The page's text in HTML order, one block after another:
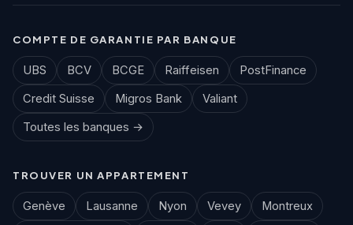
COMPTE DE GARANTIE PAR BANQUE
UBS BCV BCGE Raiffeisen
PostFinance
Credit Suisse
Migros Bank
Valiant
Toutes les banques →
TROUVER UN APPARTEMENT
Genève Lausanne Nyon Vevey
Montreux